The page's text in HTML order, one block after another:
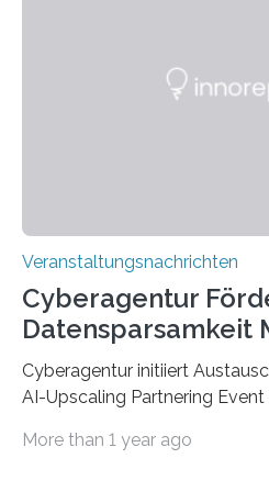
„QUAZAR“ mit insgesamt
Veranstaltungsnachrichten
Cyberagentur
Datensparsamkeit
Cyberagentur initiiert
AI-Upscaling Partnering Event
innovative
More than 1 year ago